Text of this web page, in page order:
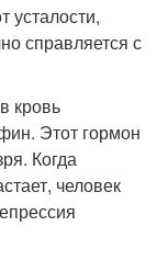
усталости,
справляется с
кровь
Этот гормон
Когда
человек